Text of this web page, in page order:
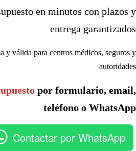
en minutos con plazos y
entrega garantizados
y válida para centros médicos, seguros y
autoridades
por formulario, email,
teléfono o WhatsApp
Contactar por WhatsApp